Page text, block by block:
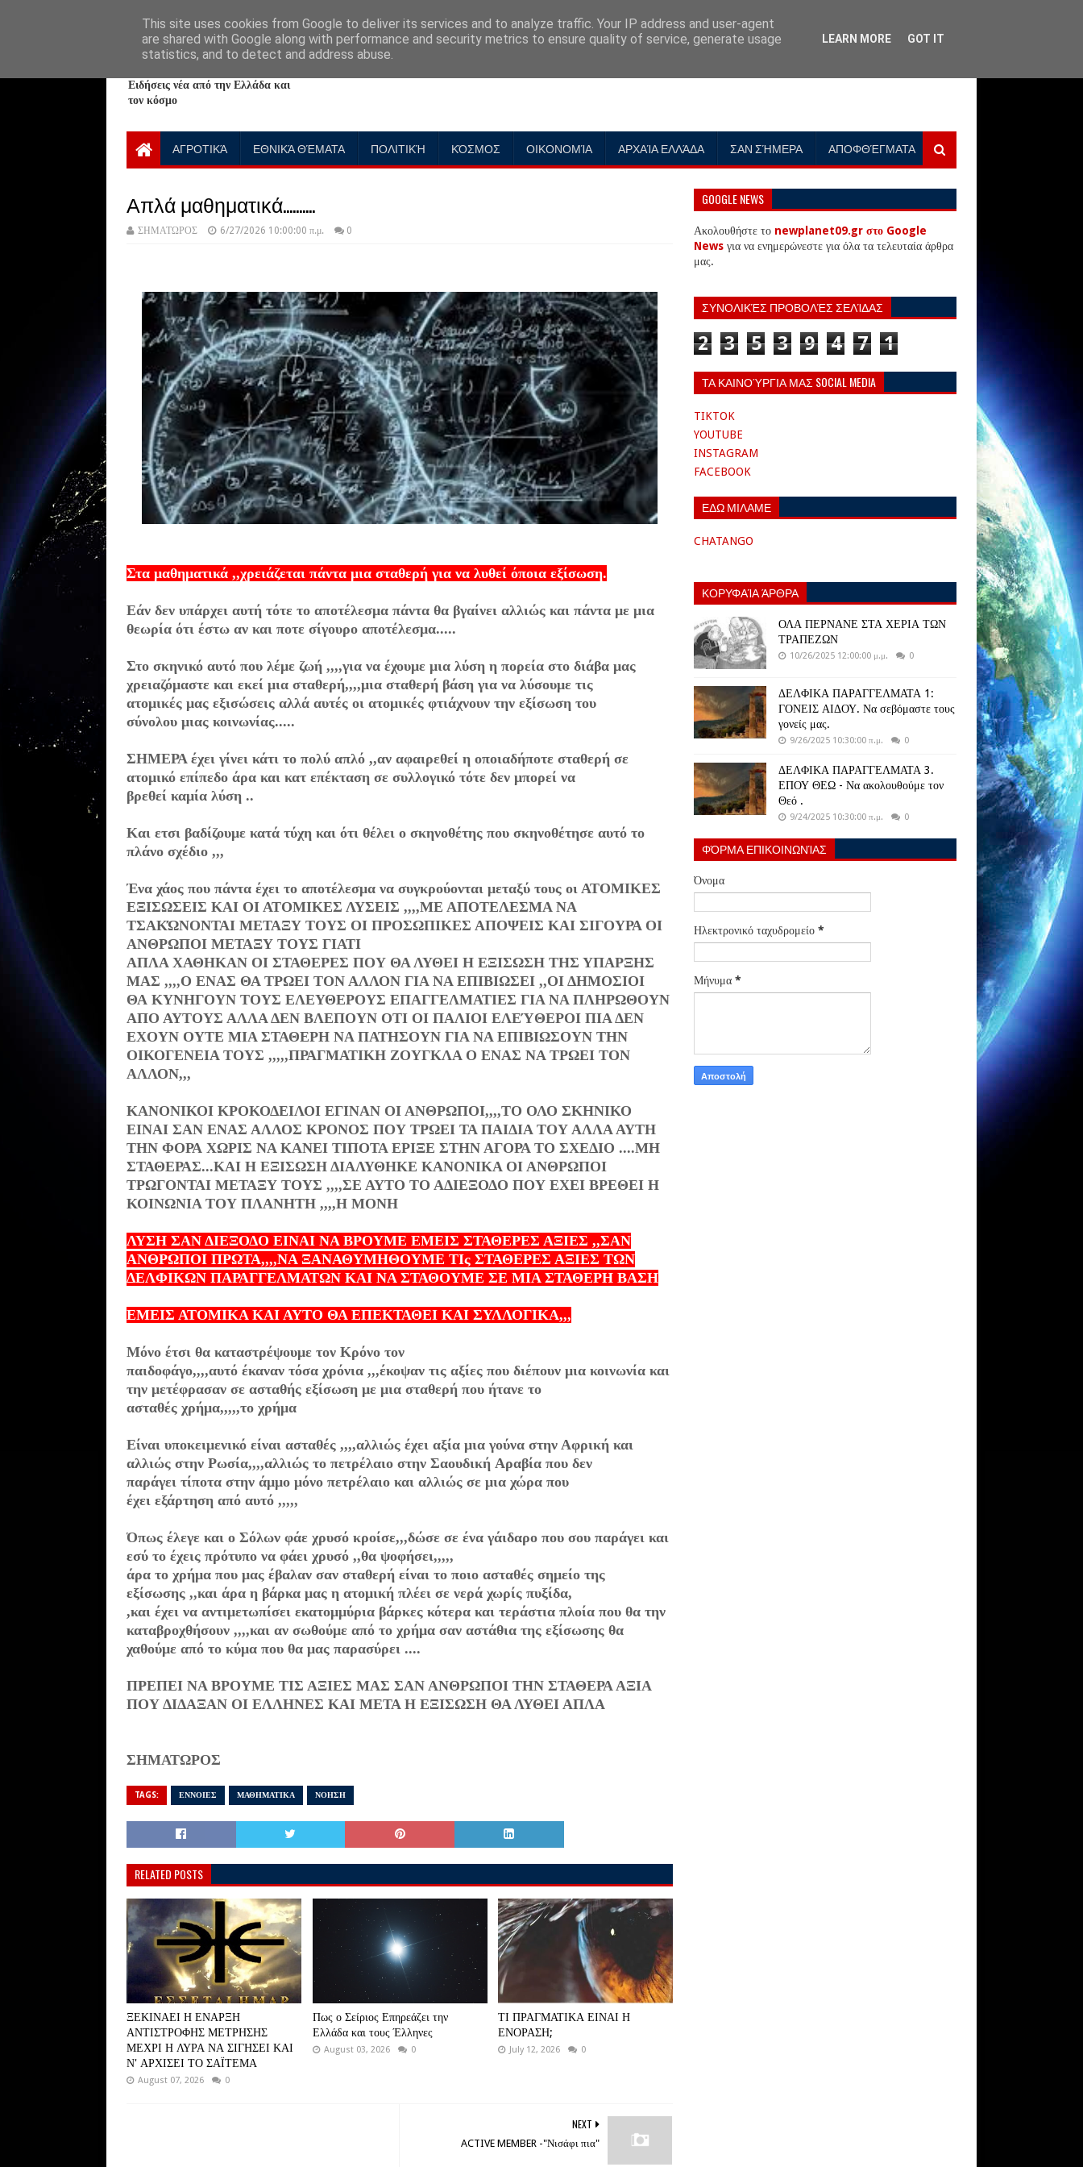
NewPlanet09
Ειδήσεις νέα από την Ελλάδα και
τον κόσμο
ΑΓΡΟΤΙΚΆ ΕΘΝΙΚΆ ΘΈΜΑΤΑ ΠΟΛΙΤΙΚΉ ΚΌΣΜΟΣ ΟΙΚΟΝΟΜΊΑ ΑΡΧΑΊΑ ΕΛΛΆΔΑ ΣΑΝ ΣΉΜΕΡΑ ΑΠΟΦΘΈΓΜΑΤΑ
Απλά μαθηματικά..........
ΣΗΜΑΤΩΡΟΣ 6/27/2026 10:00:00 π.μ. 0
Στα μαθηματικά ,,χρειάζεται πάντα μια σταθερή για να λυθεί όποια εξίσωση.
Εάν δεν υπάρχει αυτή τότε το αποτέλεσμα πάντα θα βγαίνει αλλιώς και πάντα με μια
θεωρία ότι έστω αν και ποτε σίγουρο αποτέλεσμα.....
Στο σκηνικό αυτό που λέμε ζωή ,,,,για να έχουμε μια λύση η πορεία στο διάβα μας
χρειαζόμαστε και εκεί μια σταθερή,,,,μια σταθερή βάση για να λύσουμε τις
ατομικές μας εξισώσεις αλλά αυτές οι ατομικές φτιάχνουν την εξίσωση του
σύνολου μιας κοινωνίας.....
ΣΗΜΕΡΑ έχει γίνει κάτι το πολύ απλό ,,αν αφαιρεθεί η οποιαδήποτε σταθερή σε
ατομικό επίπεδο άρα και κατ επέκταση σε συλλογικό τότε δεν μπορεί να
βρεθεί καμία λύση ..
Και ετσι βαδίζουμε κατά τύχη και ότι θέλει ο σκηνοθέτης που σκηνοθέτησε αυτό το
πλάνο σχέδιο ,,,
Ένα χάος που πάντα έχει το αποτέλεσμα να συγκρούονται μεταξύ τους οι ΑΤΟΜΙΚΕΣ
ΕΞΙΣΩΣΕΙΣ ΚΑΙ ΟΙ ΑΤΟΜΙΚΕΣ ΛΥΣΕΙΣ ,,,,ΜΕ ΑΠΟΤΕΛΕΣΜΑ ΝΑ
ΤΣΑΚΏΝΟΝΤΑΙ ΜΕΤΑΞΥ ΤΟΥΣ ΟΙ ΠΡΟΣΩΠΙΚΕΣ ΑΠΟΨΕΙΣ ΚΑΙ ΣΙΓΟΥΡΑ ΟΙ
ΑΝΘΡΩΠΟΙ ΜΕΤΑΞΥ ΤΟΥΣ ΓΙΑΤΙ
ΑΠΛΑ ΧΑΘΗΚΑΝ ΟΙ ΣΤΑΘΕΡΕΣ ΠΟΥ ΘΑ ΛΥΘΕΙ Η ΕΞΙΣΩΣΗ ΤΗΣ ΥΠΑΡΞΗΣ
ΜΑΣ ,,,,Ο ΕΝΑΣ ΘΑ ΤΡΩΕΙ ΤΟΝ ΑΛΛΟΝ ΓΙΑ ΝΑ ΕΠΙΒΙΩΣΕΙ ,,ΟΙ ΔΗΜΟΣΙΟΙ
ΘΑ ΚΥΝΗΓΟΥΝ ΤΟΥΣ ΕΛΕΥΘΕΡΟΥΣ ΕΠΑΓΓΕΛΜΑΤΙΕΣ ΓΙΑ ΝΑ ΠΛΗΡΩΘΟΥΝ
ΑΠΟ ΑΥΤΟΥΣ ΑΛΛΑ ΔΕΝ ΒΛΕΠΟΥΝ ΟΤΙ ΟΙ ΠΑΛΙΟΙ ΕΛΕΎΘΕΡΟΙ ΠΙΑ ΔΕΝ
ΕΧΟΥΝ ΟΥΤΕ ΜΙΑ ΣΤΑΘΕΡΗ ΝΑ ΠΑΤΗΣΟΥΝ ΓΙΑ ΝΑ ΕΠΙΒΙΩΣΟΥΝ ΤΗΝ
ΟΙΚΟΓΕΝΕΙΑ ΤΟΥΣ ,,,,,ΠΡΑΓΜΑΤΙΚΗ ΖΟΥΓΚΛΑ Ο ΕΝΑΣ ΝΑ ΤΡΩΕΙ ΤΟΝ
ΑΛΛΟΝ,,,
ΚΑΝΟΝΙΚΟΙ ΚΡΟΚΟΔΕΙΛΟΙ ΕΓΙΝΑΝ ΟΙ ΑΝΘΡΩΠΟΙ,,,,ΤΟ ΟΛΟ ΣΚΗΝΙΚΟ
ΕΙΝΑΙ ΣΑΝ ΕΝΑΣ ΑΛΛΟΣ ΚΡΟΝΟΣ ΠΟΥ ΤΡΩΕΙ ΤΑ ΠΑΙΔΙΑ ΤΟΥ ΑΛΛΑ ΑΥΤΗ
ΤΗΝ ΦΟΡΑ ΧΩΡΙΣ ΝΑ ΚΑΝΕΙ ΤΙΠΟΤΑ ΕΡΙΞΕ ΣΤΗΝ ΑΓΟΡΑ ΤΟ ΣΧΕΔΙΟ ....ΜΗ
ΣΤΑΘΕΡΑΣ...ΚΑΙ Η ΕΞΙΣΩΣΗ ΔΙΑΛΥΘΗΚΕ ΚΑΝΟΝΙΚΑ ΟΙ ΑΝΘΡΩΠΟΙ
ΤΡΩΓΟΝΤΑΙ ΜΕΤΑΞΥ ΤΟΥΣ ,,,,ΣΕ ΑΥΤΟ ΤΟ ΑΔΙΕΞΟΔΟ ΠΟΥ ΕΧΕΙ ΒΡΕΘΕΙ Η
ΚΟΙΝΩΝΙΑ ΤΟΥ ΠΛΑΝΗΤΗ ,,,,Η ΜΟΝΗ
ΛΥΣΗ ΣΑΝ ΔΙΕΞΟΔΟ ΕΙΝΑΙ ΝΑ ΒΡΟΥΜΕ ΕΜΕΙΣ ΣΤΑΘΕΡΕΣ ΑΞΙΕΣ ,,ΣΑΝ
ΑΝΘΡΩΠΟΙ ΠΡΩΤΑ,,,,ΝΑ ΞΑΝΑΘΥΜΗΘΟΥΜΕ ΤΙς ΣΤΑΘΕΡΕΣ ΑΞΙΕΣ ΤΩΝ
ΔΕΛΦΙΚΩΝ ΠΑΡΑΓΓΕΛΜΑΤΩΝ ΚΑΙ ΝΑ ΣΤΑΘΟΥΜΕ ΣΕ ΜΙΑ ΣΤΑΘΕΡΗ ΒΑΣΗ
ΕΜΕΙΣ ΑΤΟΜΙΚΑ ΚΑΙ ΑΥΤΟ ΘΑ ΕΠΕΚΤΑΘΕΙ ΚΑΙ ΣΥΛΛΟΓΙΚΑ,,,
Μόνο έτσι θα καταστρέψουμε τον Κρόνο τον
παιδοφάγο,,,,αυτό έκαναν τόσα χρόνια ,,,έκοψαν τις αξίες που διέπουν μια κοινωνία και
την μετέφρασαν σε ασταθής εξίσωση με μια σταθερή που ήτανε το
ασταθές χρήμα,,,,,το χρήμα
Είναι υποκειμενικό είναι ασταθές ,,,,αλλιώς έχει αξία μια γούνα στην Αφρική και
αλλιώς στην Ρωσία,,,,αλλιώς το πετρέλαιο στην Σαουδική Αραβία που δεν
παράγει τίποτα στην άμμο μόνο πετρέλαιο και αλλιώς σε μια χώρα που
έχει εξάρτηση από αυτό ,,,,,
Όπως έλεγε και ο Σόλων φάε χρυσό κροίσε,,,δώσε σε ένα γάιδαρο που σου παράγει και
εσύ το έχεις πρότυπο να φάει χρυσό ,,θα ψοφήσει,,,,,
άρα το χρήμα που μας έβαλαν σαν σταθερή είναι το ποιο ασταθές σημείο της
εξίσωσης ,,και άρα η βάρκα μας η ατομική πλέει σε νερά χωρίς πυξίδα,
,και έχει να αντιμετωπίσει εκατομμύρια βάρκες κότερα και τεράστια πλοία που θα την
καταβροχθήσουν ,,,,και αν σωθούμε από το χρήμα σαν αστάθια της εξίσωσης θα
χαθούμε από το κύμα που θα μας παρασύρει ....
ΠΡΕΠΕΙ ΝΑ ΒΡΟΥΜΕ ΤΙΣ ΑΞΙΕΣ ΜΑΣ ΣΑΝ ΑΝΘΡΩΠΟΙ ΤΗΝ ΣΤΑΘΕΡΑ ΑΞΙΑ
ΠΟΥ ΔΙΔΑΞΑΝ ΟΙ ΕΛΛΗΝΕΣ ΚΑΙ ΜΕΤΑ Η ΕΞΙΣΩΣΗ ΘΑ ΛΥΘΕΙ ΑΠΛΑ
ΣΗΜΑΤΩΡΟΣ
TAGS: ΕΝΝΟΙΕΣ ΜΑΘΗΜΑΤΙΚΑ ΝΟΗΣΗ
RELATED POSTS
ΞΕΚΙΝΑΕΙ Η ΕΝΑΡΞΗ
ΑΝΤΙΣΤΡΟΦΗΣ ΜΕΤΡΗΣΗΣ
ΜΕΧΡΙ Η ΛΥΡΑ ΝΑ ΣΙΓΗΣΕΙ ΚΑΙ
Ν' ΑΡΧΙΣΕΙ ΤΟ ΣΑΪΤΕΜΑ
August 07, 2026 0
Πως ο Σείριος Επηρεάζει την
Ελλάδα και τους Έλληνες
August 03, 2026 0
ΤΙ ΠΡΑΓΜΑΤΙΚΑ ΕΙΝΑΙ Η
ΕΝΟΡΑΣΗ;
July 12, 2026 0
NEXT
ACTIVE MEMBER -"Νισάφι πια"
GOOGLE NEWS
Ακολουθήστε το newplanet09.gr στο Google
News για να ενημερώνεστε για όλα τα τελευταία άρθρα
μας.
ΣΥΝΟΛΙΚΈΣ ΠΡΟΒΟΛΈΣ ΣΕΛΊΔΑΣ
2 3 5 3 9 4 7 1
ΤΑ ΚΑΙΝΟΎΡΓΙΑ ΜΑΣ SOCIAL MEDIA
TIKTOK
YOUTUBE
INSTAGRAM
FACEBOOK
ΕΔΩ ΜΙΛΑΜΕ
CHATANGO
ΚΟΡΥΦΑΊΑ ΆΡΘΡΑ
ΟΛΑ ΠΕΡΝΑΝΕ ΣΤΑ ΧΕΡΙΑ ΤΩΝ
ΤΡΑΠΕΖΩΝ
10/26/2025 12:00:00 μ.μ. 0
ΔΕΛΦΙΚΑ ΠΑΡΑΓΓΕΛΜΑΤΑ 1:
ΓΟΝΕΙΣ ΑΙΔΟΥ. Να σεβόμαστε τους
γονείς μας.
9/26/2025 10:30:00 π.μ. 0
ΔΕΛΦΙΚΑ ΠΑΡΑΓΓΕΛΜΑΤΑ 3.
ΕΠΟΥ ΘΕΩ - Να ακολουθούμε τον
Θεό .
9/24/2025 10:30:00 π.μ. 0
ΦΌΡΜΑ ΕΠΙΚΟΙΝΩΝΊΑΣ
Όνομα
Ηλεκτρονικό ταχυδρομείο *
Μήνυμα *
This site uses cookies from Google to deliver its services and to analyze traffic. Your IP address and user-agent
are shared with Google along with performance and security metrics to ensure quality of service, generate usage
statistics, and to detect and address abuse.
LEARN MORE GOT IT